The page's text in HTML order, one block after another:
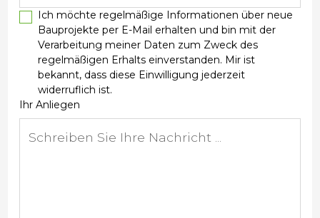
Ich möchte regelmäßige Informationen über neue
Bauprojekte per E-Mail erhalten und bin mit der
Verarbeitung meiner Daten zum Zweck des
regelmäßigen Erhalts einverstanden. Mir ist
bekannt, dass diese Einwilligung jederzeit
widerruflich ist.
Ihr Anliegen